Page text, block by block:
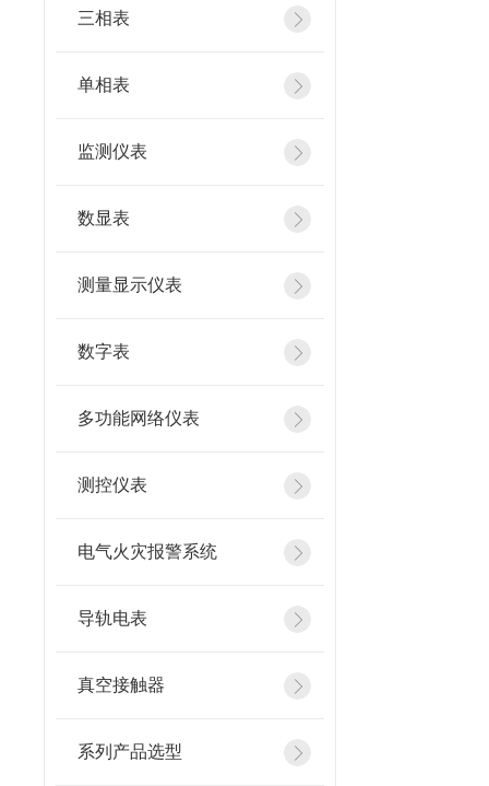
三相表
单相表
监测仪表
数显表
测量显示仪表
数字表
多功能网络仪表
测控仪表
电气火灾报警系统
导轨电表
真空接触器
系列产品选型